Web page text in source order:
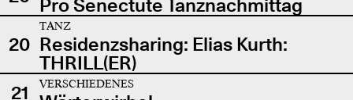
Pro Senectute Tanznachmittag
20
TANZ
Residenzsharing: Elias Kurth:
THRILL(ER)
21
VERSCHIEDENES